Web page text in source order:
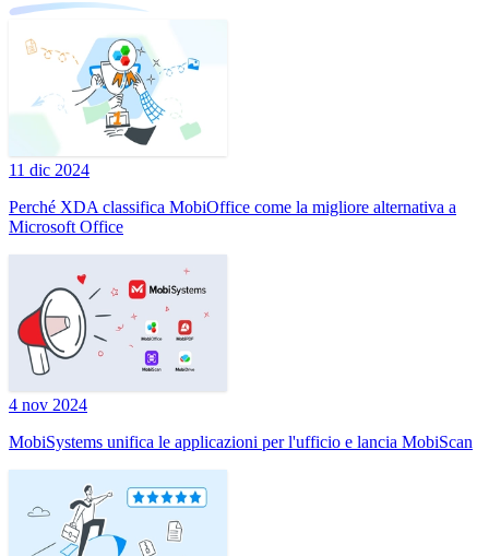
11 dic 2024
Perché XDA classifica MobiOffice come la migliore alternativa a
Microsoft Office
4 nov 2024
MobiSystems unifica le applicazioni per l'ufficio e lancia MobiScan